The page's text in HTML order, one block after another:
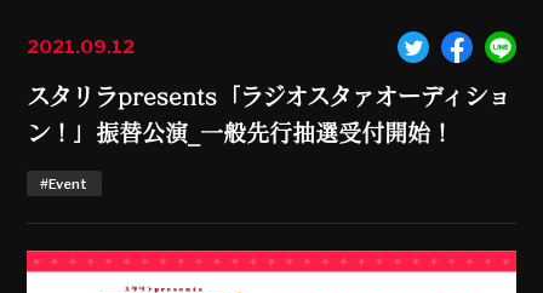
2021.09.12
スタリラpresents「ラジオスタァオーディショ
ン！」振替公演_一般先行抽選受付開始！
#Event